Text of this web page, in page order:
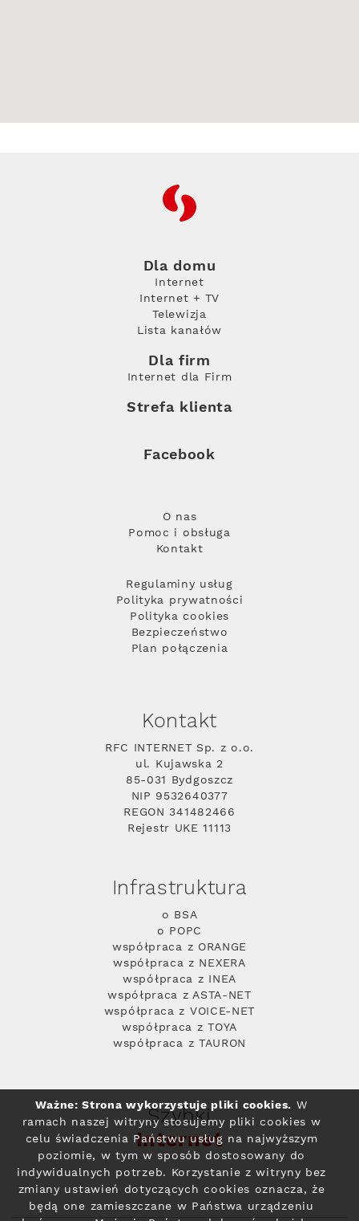
RFC
Dla domu
Internet
Internet + TV
Telewizja
Lista kanałów
Dla firm
Internet dla Firm
Strefa klienta
Facebook
O nas
Pomoc i obsługa
Kontakt
Regulaminy usług
Polityka prywatności
Polityka cookies
Bezpieczeństwo
Plan połączenia
Kontakt
RFC INTERNET Sp. z o.o.
ul. Kujawska 2
85-031 Bydgoszcz
NIP 9532640377
REGON 341482466
Rejestr UKE 11113
Infrastruktura
o BSA
o POPC
współpraca z ORANGE
współpraca z NEXERA
współpraca z INEA
współpraca z ASTA-NET
współpraca z VOICE-NET
współpraca z TOYA
współpraca z TAURON
Szybki
Internet
Ważne: Strona wykorzystuje pliki cookies. W
ramach naszej witryny stosujemy pliki cookies w
celu świadczenia Państwu usług na najwyższym
poziomie, w tym w sposób dostosowany do
indywidualnych potrzeb. Korzystanie z witryny bez
zmiany ustawień dotyczących cookies oznacza, że
będą one zamieszczane w Państwa urządzeniu